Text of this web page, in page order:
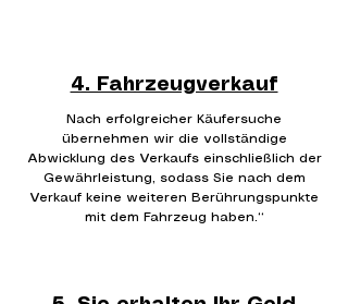
4. Fahrzeugverkauf
Nach erfolgreicher Käufersuche
übernehmen wir die vollständige
Abwicklung des Verkaufs einschließlich der
Gewährleistung, sodass Sie nach dem
Verkauf keine weiteren Berührungspunkte
mit dem Fahrzeug haben.“